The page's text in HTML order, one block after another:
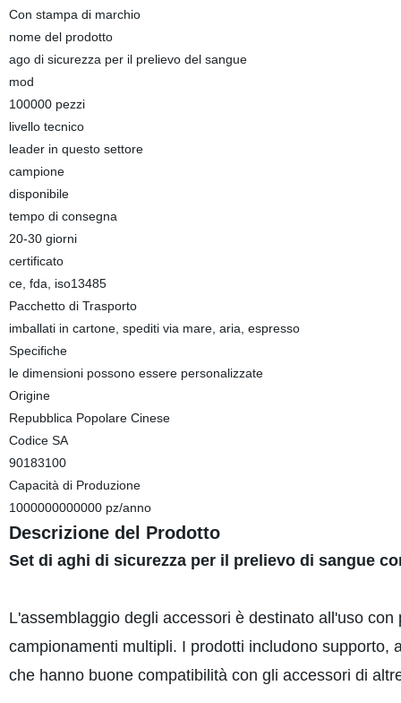
Con stampa di marchio
nome del prodotto
ago di sicurezza per il prelievo del sangue
mod
100000 pezzi
livello tecnico
leader in questo settore
campione
disponibile
tempo di consegna
20-30 giorni
certificato
ce, fda, iso13485
Pacchetto di Trasporto
imballati in cartone, spediti via mare, aria, espresso
Specifiche
le dimensioni possono essere personalizzate
Origine
Repubblica Popolare Cinese
Codice SA
90183100
Capacità di Produzione
1000000000000 pz/anno
Descrizione del Prodotto
Set di aghi di sicurezza per il prelievo di sangue
L'assemblaggio degli accessori è destinato all'uso
campionamenti multipli. I prodotti includono
che hanno buone compatibilità con gli accessori di